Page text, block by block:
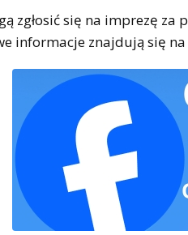
zgłosić się na imprezę
informacje znajdują się